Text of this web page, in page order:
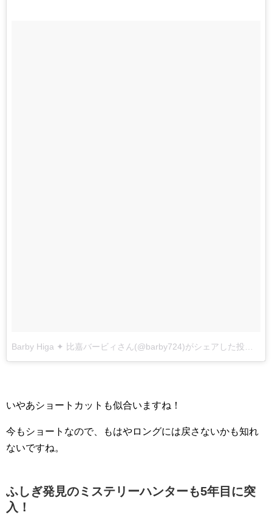
いやあショートカットも似合いますね！
今もショートなので、もはやロングには戻さないかも知れ
ないですね。
ふしぎ発見のミステリーハンターも5年目に突
入！